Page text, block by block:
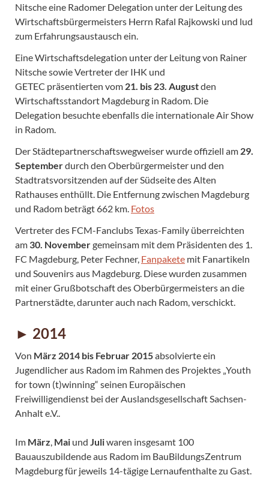
Nitsche eine Radomer Delegation unter der Leitung des
Wirtschaftsbürgermeisters Herrn Rafal Rajkowski und lud
zum Erfahrungsaustausch ein.
Eine Wirtschaftsdelegation unter der Leitung von Rainer
Nitsche sowie Vertreter der IHK und
GETEC präsentierten vom 21. bis 23. Augustden
Wirtschaftsstandort Magdeburg in Radom. Die
Delegation besuchte ebenfalls die internationale Air Show
in Radom.
Der Städtepartnerschaftswegweiser wurde offiziell am 29.
Septemberdurch den Oberbürgermeister und den
Stadtratsvorsitzenden auf der Südseite des Alten
Rathauses enthüllt. Die Entfernung zwischen Magdeburg
und Radom beträgt 662 km. Fotos
Vertreter des FCM-Fanclubs Texas-Family überreichten
am 30. Novembergemeinsam mit dem Präsidenten des 1.
FC Magdeburg, Peter Fechner, Fanpakete mit Fanartikeln
und Souvenirs aus Magdeburg. Diese wurden zusammen
mit einer Grußbotschaft des Oberbürgermeisters an die
Partnerstädte, darunter auch nach Radom, verschickt.
► 2014
Von März 2014 bis Februar 2015absolvierte ein
Jugendlicher aus Radom im Rahmen des Projektes „Youth
for town (t)winning“ seinen Europäischen
Freiwilligendienst bei der Auslandsgesellschaft Sachsen-
Anhalt e.V..
Im März Mai und Juliwaren insgesamt 100
Bauauszubildende aus Radom im BauBildungsZentrum
Magdeburg für jeweils 14-tägige Lernaufenthalte zu Gast.